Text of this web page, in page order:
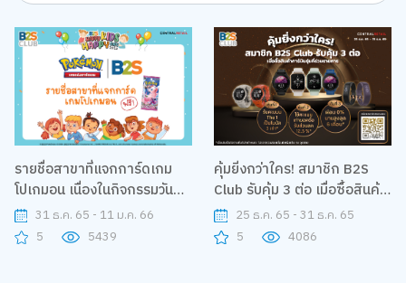
รายชื่อสาขาที่แจกการ์ดเกม
โปเกมอน เนื่องในกิจกรรมวัน
เด็กแห่งชาติ B2S Happy Kids
Happy Day 2023
31 ธ.ค. 65 - 11 ม.ค. 66
5
5439
คุ้มยิ่งกว่าใคร! สมาชิก B2S
Club รับคุ้ม 3 ต่อ เมื่อซื้อสินค้า
การ์มินรุ่นที่ร่วมรายการ
25 ธ.ค. 65 - 31 ธ.ค. 65
5
4086